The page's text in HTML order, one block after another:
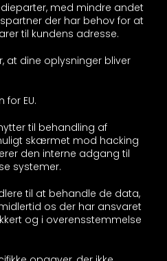
med mindre andet
der har behov for at
til kundens adresse.
at dine oplysninger bliver
EU.
til behandling af
skærmet mod hacking
den interne adgang til
systemer.
til at behandle de data,
os der har ansvaret
og i overensstemmelse